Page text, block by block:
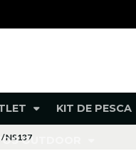
KIT DE PESCA
OUTDOOR
NS137